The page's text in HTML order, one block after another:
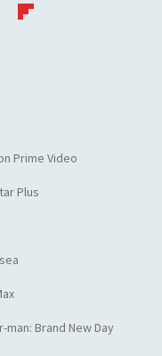
Prime Video
Plus
man: Brand New Day